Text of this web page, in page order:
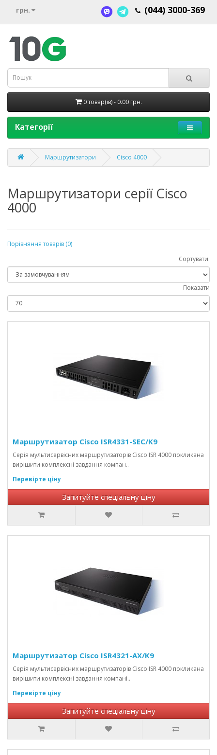
грн. (044) 3000-369
0 товар(ів) - 0.00 грн.
Категорії
Маршрутизатори Cisco 4000
Маршрутизатори серії Cisco
4000
Порівняння товарів (0)
Сортувати:
Показати
Маршрутизатор Cisco ISR4331-SEC/K9
Серія мультисервісних маршрутизаторів Cisco ISR 4000 покликана
вирішити комплексні завдання компан..
Перевірте ціну
Запитуйте спеціальну ціну
Маршрутизатор Cisco ISR4321-AX/K9
Серія мультисервісних маршрутизаторів Cisco ISR 4000 покликана
вирішити комплексні завдання компані..
Перевірте ціну
Запитуйте спеціальну ціну